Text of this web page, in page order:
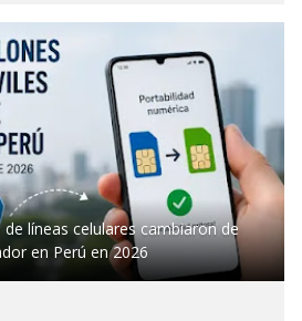
líneas celulares cambiaron de
en Perú en 2026